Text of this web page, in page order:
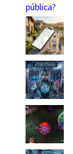
pública?